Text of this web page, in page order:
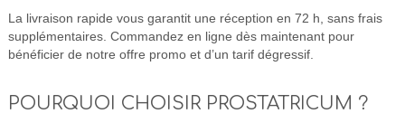
La livraison rapide vous garantit une réception en 72 h, sans frais
supplémentaires. Commandez en ligne dès maintenant pour
bénéficier de notre offre promo et d’un tarif dégressif.
POURQUOI CHOISIR PROSTATRICUM ?